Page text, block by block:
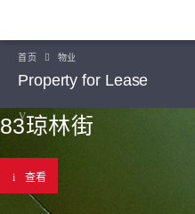
首页 物业
Property for Lease
83琼林街
查看